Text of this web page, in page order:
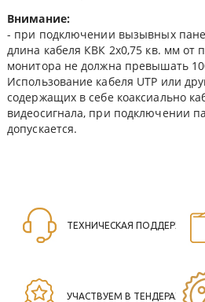
Внимание:
- при подключении вызывных
длина кабеля КВК 2х0,75 кв. мм от
монитора не должна превышать
Использование кабеля UTP или
содержащих в себе коаксиально
видеосигнала, при подключении
допускается.
ТЕХНИЧЕСКАЯ ПОДДЕРЖКА
УЧАСТВУЕМ В ТЕНДЕРАХ